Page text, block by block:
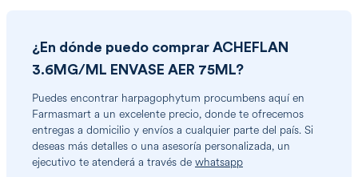
¿En dónde puedo comprar ACHEFLAN
3.6MG/ML ENVASE AER 75ML?
Puedes encontrar harpagophytum procumbens aquí en
Farmasmart a un excelente precio, donde te ofrecemos
entregas a domicilio y envíos a cualquier parte del país. Si
deseas más detalles o una asesoría personalizada, un
ejecutivo te atenderá a través de whatsapp